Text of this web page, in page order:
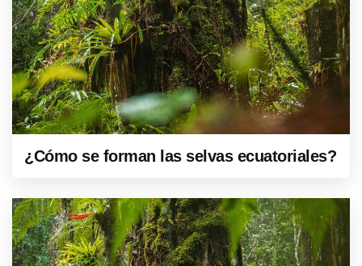
¿Cómo se forman las selvas ecuatoriales?